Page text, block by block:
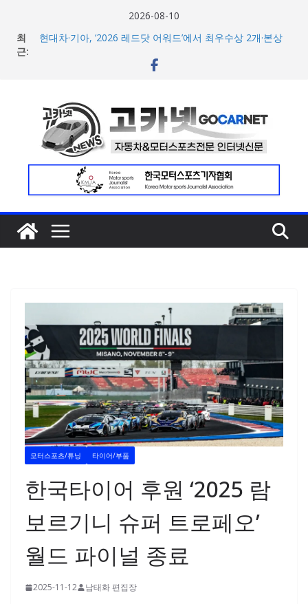
2026-08-10
최
근:
현대차·기아, ‘2026 레드닷 어워드’에서 최우수상 2개·본상
[신차] BMW, 8월 온라인 한정 에디션 3종 출시… 11일
이션 엔진’ 공개
벤틀리서울, 광주 신세계백화점에서 호남지역 최초 브랜드
팝업 오픈
BMW 레이디스 챔피언십 2026, 다양한 티켓 패키지 선보이
며 본격 대회 준비 돌입
모터스포츠/튜닝 타이어/부품
한국타이어 후원 ‘2025 람
보르기니 슈퍼 트로페오’
월드 파이널 종료
2025-11-12 남태화 편집장